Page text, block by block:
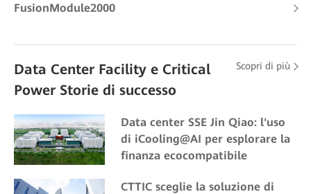
FusionModule2000
Data Center Facility e Critical
Power Storie di successo
Scopri di più
Data center SSE Jin Qiao: l'uso
di iCooling@AI per esplorare la
finanza ecocompatibile
CTTIC sceglie la soluzione di